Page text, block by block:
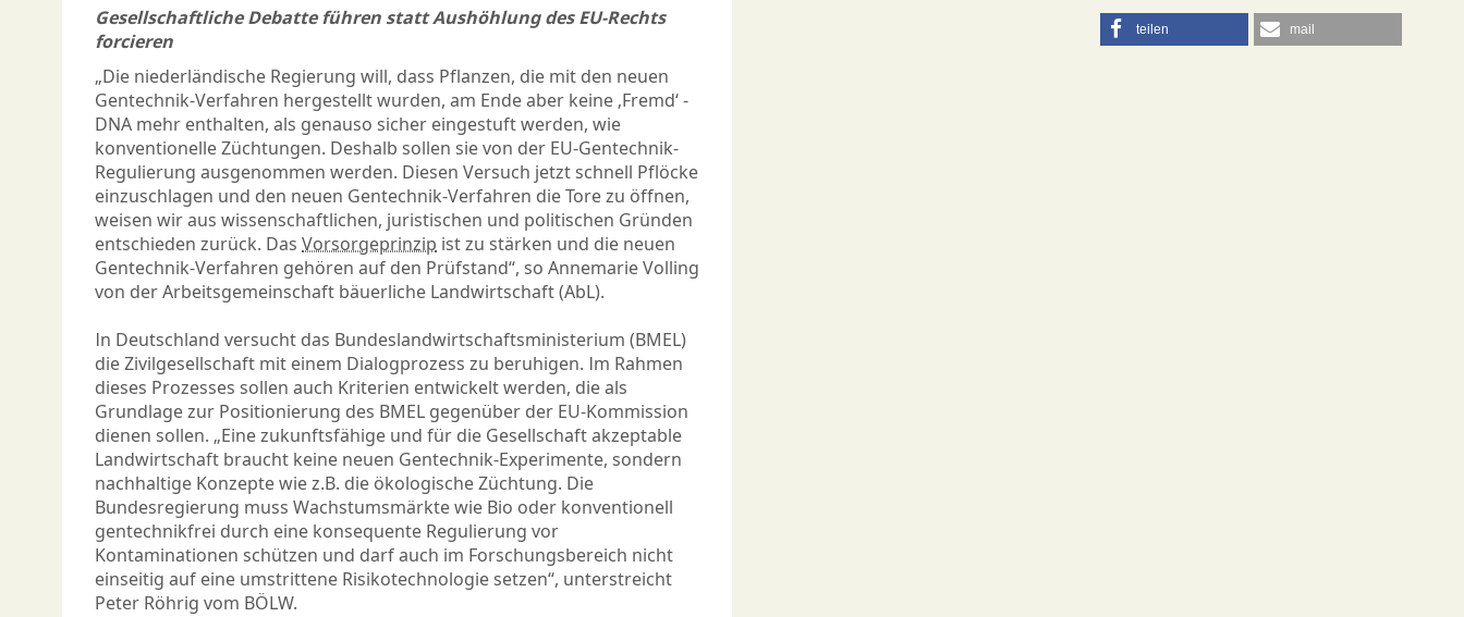
Gesellschaftliche Debatte führen statt Aushöhlung des EU-Rechts
forcieren
„Die niederländische Regierung will, dass Pflanzen, die mit den neuen
Gentechnik-Verfahren hergestellt wurden, am Ende aber keine ‚Fremd‘ -
DNA mehr enthalten, als genauso sicher eingestuft werden, wie
konventionelle Züchtungen. Deshalb sollen sie von der EU-Gentechnik-
Regulierung ausgenommen werden. Diesen Versuch jetzt schnell Pflöcke
einzuschlagen und den neuen Gentechnik-Verfahren die Tore zu öffnen,
weisen wir aus wissenschaftlichen, juristischen und politischen Gründen
entschieden zurück. Das Vorsorgeprinzip ist zu stärken und die neuen
Gentechnik-Verfahren gehören auf den Prüfstand“, so Annemarie Volling
von der Arbeitsgemeinschaft bäuerliche Landwirtschaft (AbL).
In Deutschland versucht das Bundeslandwirtschaftsministerium (BMEL)
die Zivilgesellschaft mit einem Dialogprozess zu beruhigen. Im Rahmen
dieses Prozesses sollen auch Kriterien entwickelt werden, die als
Grundlage zur Positionierung des BMEL gegenüber der EU-Kommission
dienen sollen. „Eine zukunftsfähige und für die Gesellschaft akzeptable
Landwirtschaft braucht keine neuen Gentechnik-Experimente, sondern
nachhaltige Konzepte wie z.B. die ökologische Züchtung. Die
Bundesregierung muss Wachstumsmärkte wie Bio oder konventionell
gentechnikfrei durch eine konsequente Regulierung vor
Kontaminationen schützen und darf auch im Forschungsbereich nicht
einseitig auf eine umstrittene Risikotechnologie setzen“, unterstreicht
Peter Röhrig vom BÖLW.
teilen mail